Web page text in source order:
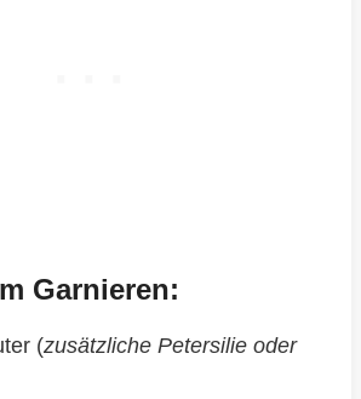
Garnieren:
(zusätzliche Petersilie oder